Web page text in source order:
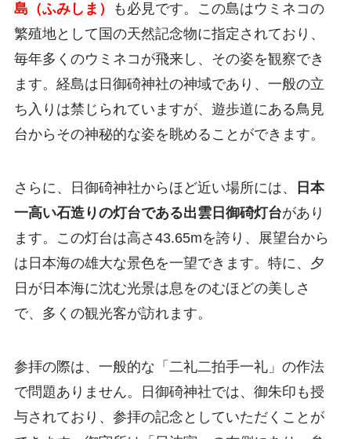
島（ふみしま）
も必見です。この島はウミネコの
繁殖地として国の天然記念物に指定されており、
毎年多くのウミネコが飛来し、その姿を観察でき
ます。経島は日御碕神社の神域であり、一般の立
ち入りは禁じられていますが、遊歩道にある鳥見
台からその神秘的な姿を眺めることができます。
さらに、日御碕神社からほど近い場所には、
日本
一高い石造りの灯台である出雲日御碕灯台があり
ます。この灯台は高さ43.65mを誇り、展望台から
は日本海の雄大な景色を一望できます。特に、夕
日が日本海に沈む光景は息をのむほどの美しさ
で、多くの観光客が訪れます。
参拝の際は、一般的な「二礼二拍手一礼」の作法
で問題ありません。日御碕神社では、御朱印も授
与されており、参拝の記念としていただくことが